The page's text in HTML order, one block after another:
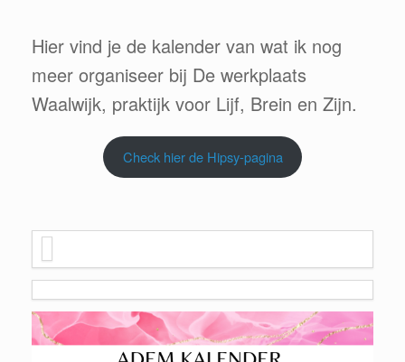
Hier vind je de kalender van wat ik nog
meer organiseer bij De werkplaats
Waalwijk, praktijk voor Lijf, Brein en Zijn.
Check hier de Hipsy-pagina